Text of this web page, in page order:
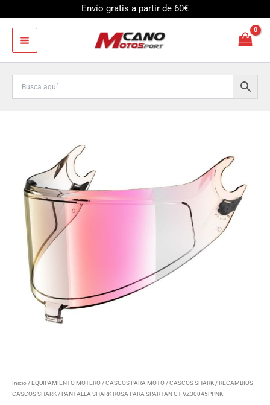
contenido
Envío gratis a partir de 60€
Inicio /EQUIPAMIENTO MOTERO /CASCOS PARA MOTO /CASCOS SHARK /RECAMBIOS
CASCOS SHARK / PANTALLA SHARK ROSA PARA SPARTAN GT VZ30045PPNK
VZ30045PPNK
cantidad